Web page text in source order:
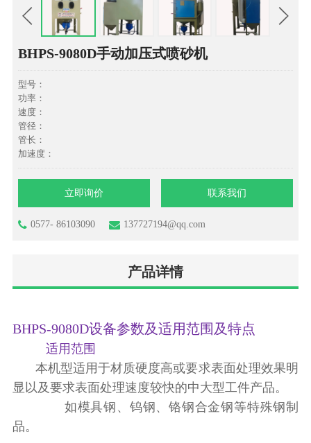
BHPS-9080D手动加压式喷砂机
型号：
功率：
速度：
管径：
管长：
加速度：
立即询价 联系我们
0577- 86103090 137727194@qq.com
产品详情
BHPS-9080D设备参数及适用范围及特点
适用范围
本机型适用于材质硬度高或要求表面处理效果明
显以及要求表面处理速度较快的中大型工件产品。
如模具钢、钨钢、铬钢合金钢等特殊钢制
品。